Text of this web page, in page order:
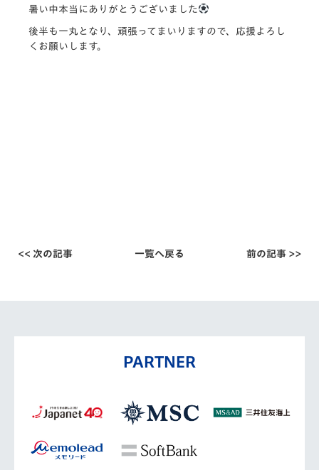
暑い中本当にありがとうございました
後半も一丸となり、頑張ってまいりますので、応援よろし
くお願いします。
<< 次の記事 一覧へ戻る 前の記事 >>
PARTNER